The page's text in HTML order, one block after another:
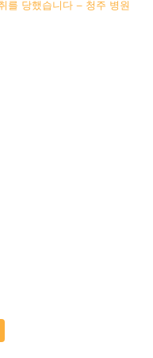
를 당했습니다 – 청주 병원